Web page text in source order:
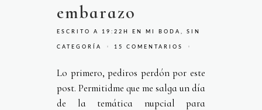
embarazo
ESCRITO A 19:22H EN MI BODA SIN
CATEGORÍA 15 COMENTARIOS
Lo primero, pediros perdón por este
post. Permitidme que me salga un día
de la temática nupcial para